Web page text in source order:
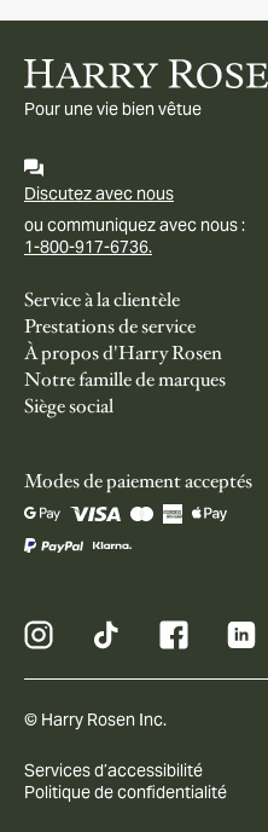
Pour une vie bien vêtue
Discutez avec nous
ou communiquez avec nous :
1-800-917-6736.
Service à la clientèle
Prestations de service
À propos d'Harry Rosen
Notre famille de marques
Siège social
Modes de paiement acceptés
© Harry Rosen Inc.
Services d’accessibilité
Politique de confidentialité